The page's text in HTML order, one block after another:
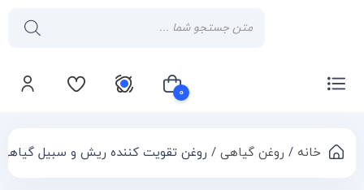
۰
سبد خرید شما خالی است خانه / روغن گیاهی / روغن تقویت کننده ریش و سبیل گیاهی ۳۰